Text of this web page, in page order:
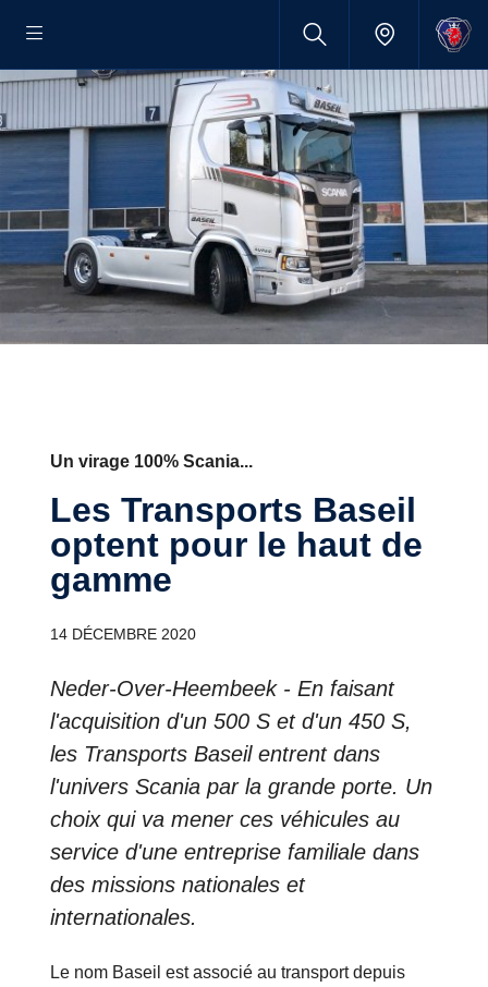
Un virage 100% Scania...
Les Transports Baseil
optent pour le haut de
gamme
14 DÉCEMBRE 2020
Neder-Over-Heembeek - En faisant
l'acquisition d'un 500 S et d'un 450 S,
les Transports Baseil entrent dans
l'univers Scania par la grande porte. Un
choix qui va mener ces véhicules au
service d'une entreprise familiale dans
des missions nationales et
internationales.
Le nom Baseil est associé au transport depuis